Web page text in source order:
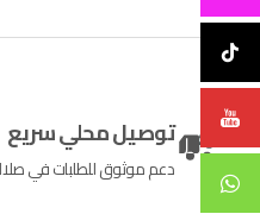
توصيل محلي سريع
دعم موثوق للطلبات في